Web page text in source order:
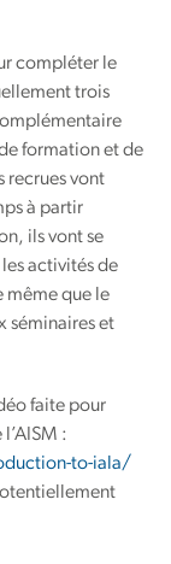
compléter le
trois
formation et de
recrues vont
à partir
ils vont se
activités de
même que le
séminaires et
faite pour
:
to-iala/